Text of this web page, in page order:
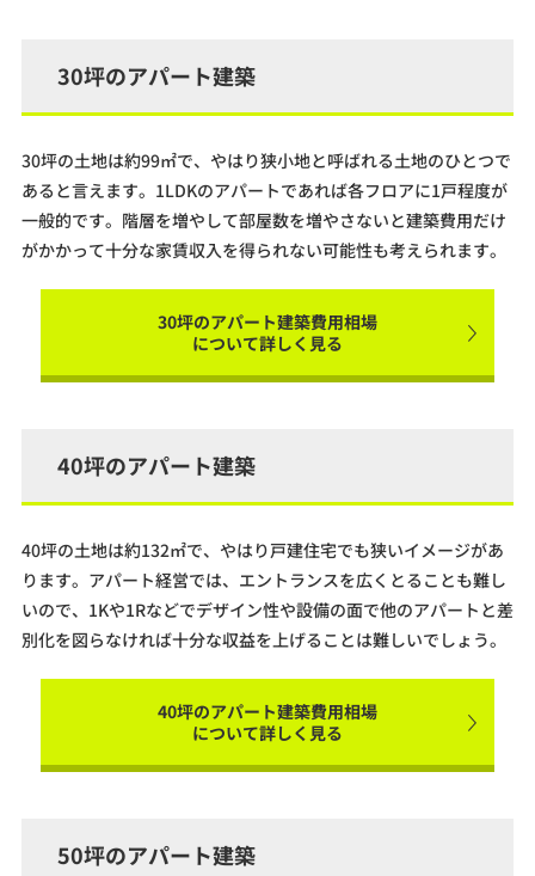
30坪のアパート建築
30坪の土地は約99㎡で、やはり狭小地と呼ばれる土地のひとつで
あると言えます。1LDKのアパートであれば各フロアに1戸程度が
一般的です。階層を増やして部屋数を増やさないと建築費用だけ
がかかって十分な家賃収入を得られない可能性も考えられます。
30坪のアパート建築費用相場
について詳しく見る
40坪のアパート建築
40坪の土地は約132㎡で、やはり戸建住宅でも狭いイメージがあ
ります。アパート経営では、エントランスを広くとることも難し
いので、1Kや1Rなどでデザイン性や設備の面で他のアパートと差
別化を図らなければ十分な収益を上げることは難しいでしょう。
40坪のアパート建築費用相場
について詳しく見る
50坪のアパート建築